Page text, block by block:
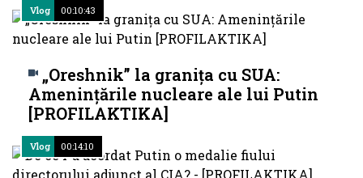
„Oreshnik” la granița cu SUA:
Amenințările nucleare ale lui Putin
[PROFILAKTIKA]
Vlog 00:10:43
Vlog 00:14:10